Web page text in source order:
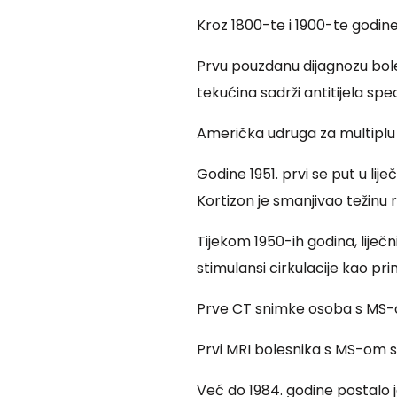
Kroz 1800-te i 1900-te
Prvu pouzdanu dijagnozu
tekućina sadrži antitijela
Američka udruga za
Godine 1951. prvi se put u
Kortizon je smanjivao težinu
Tijekom 1950-ih godina,
stimulansi cirkulacije kao
Prve CT snimke osoba s
Prvi MRI bolesnika s MS-om
Već do 1984. godine postalo